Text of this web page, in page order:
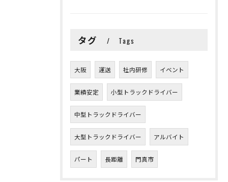
タグ Tags
大阪 運送 社内研修 イベント
業績安定 小型トラックドライバー
中型トラックドライバー
大型トラックドライバー アルバイト
パート 長距離 門真市